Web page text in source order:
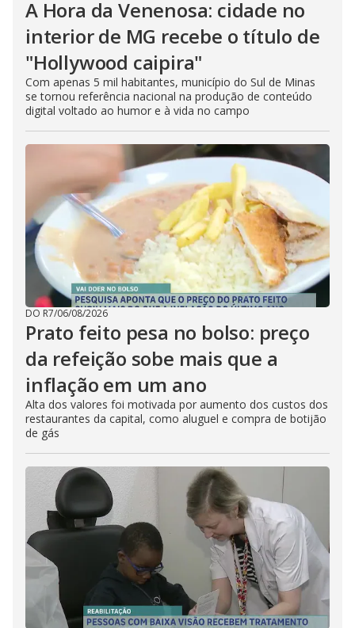
A Hora da Venenosa: cidade no
interior de MG recebe o título de
"Hollywood caipira"
Com apenas 5 mil habitantes, município do Sul de Minas
se tornou referência nacional na produção de conteúdo
digital voltado ao humor e à vida no campo
DO R7/06/08/2026
Prato feito pesa no bolso: preço
da refeição sobe mais que a
inflação em um ano
Alta dos valores foi motivada por aumento dos custos dos
restaurantes da capital, como aluguel e compra de botijão
de gás